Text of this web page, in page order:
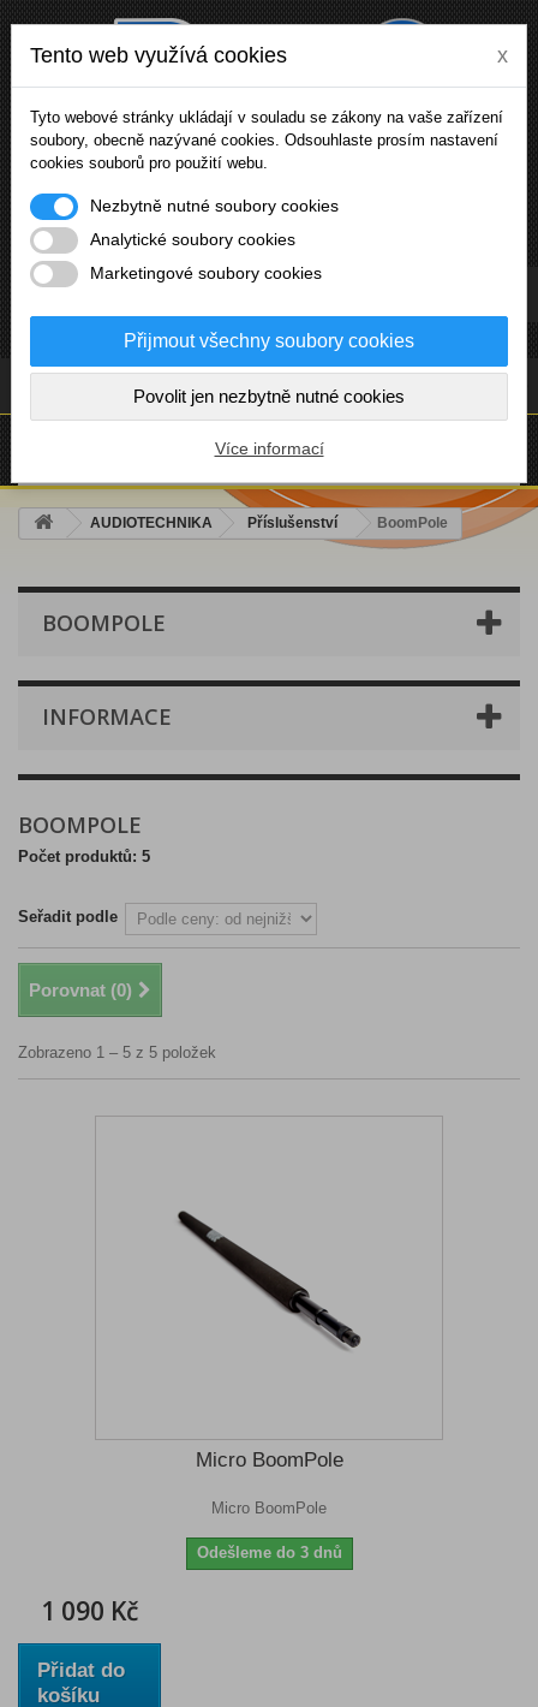
(prázdný)
AUDIOTECHNIKA Příslušenství BoomPole
BOOMPOLE
INFORMACE
BOOMPOLE
Počet produktů: 5
Seřadit podle
Porovnat (0)
Zobrazeno 1 – 5 z 5 položek
Micro BoomPole
Micro BoomPole
Odešleme do 3 dnů
1 090 Kč
Přidat do
košíku
Tento web využívá cookies x
Tyto webové stránky ukládají v souladu se zákony na vaše zařízení
soubory, obecně nazývané cookies. Odsouhlaste prosím nastavení
cookies souborů pro použití webu.
Nezbytně nutné soubory cookies
Analytické soubory cookies
Marketingové soubory cookies
Přijmout všechny soubory cookies
Povolit jen nezbytně nutné cookies
Více informací